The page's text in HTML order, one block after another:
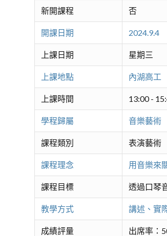
新開課程 否
開課日期 2024.9.4
上課日期 星期三
上課地點 內湖高工
上課時間 13:00 -
學程歸屬 音樂藝術
課程類別 表演藝術
課程理念 用音樂來
課程目標 透過口琴
教學方式 講述、實
成績評量 出席率：